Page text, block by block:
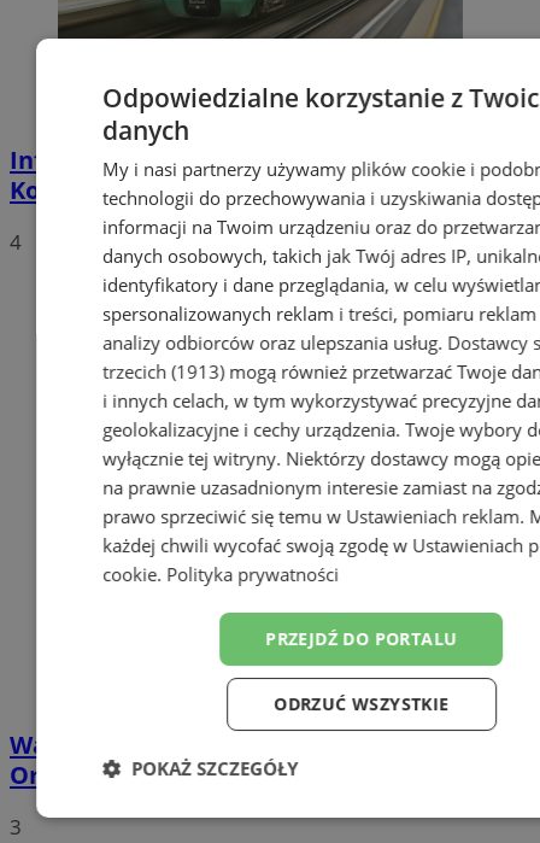
Informacja dotycząca Centralnego Portu
Komunikacyjnego
4
Walentynkowy protest mieszkańców
Orzesza. Rynek będzie zablokowany!
3
Odpowiedzialne korzystanie z
danych
My i nasi partnerzy używamy plików cookie i
technologii do przechowywania i uzyskiwania
informacji na Twoim urządzeniu oraz do
danych osobowych, takich jak Twój adres IP,
identyfikatory i dane przeglądania, w celu
spersonalizowanych reklam i treści, pomiaru
analizy odbiorców oraz ulepszania usług. Dostawcy
trzecich (1913)mogą również przetwarzać Twoje
i innych celach, w tym wykorzystywać precyzyjne
geolokalizacyjne i cechy urządzenia. Twoje wybory
wyłącznie tej witryny. Niektórzy dostawcy mogą
na prawnie uzasadnionym interesie zamiast na
prawo sprzeciwić się temu w Ustawieniach reklam.
każdej chwili wycofać swoją zgodę w Ustawieniach
cookie. Polityka prywatności
PRZEJDŹ DO PORTALU
ODRZUĆ WSZYSTKIE
POKAŻ SZCZEGÓŁY
Niezbędne Wydajność